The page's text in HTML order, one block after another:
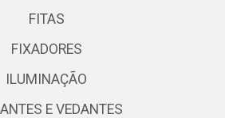
FITAS
FIXADORES
ILUMINAÇÃO
E VEDANTES